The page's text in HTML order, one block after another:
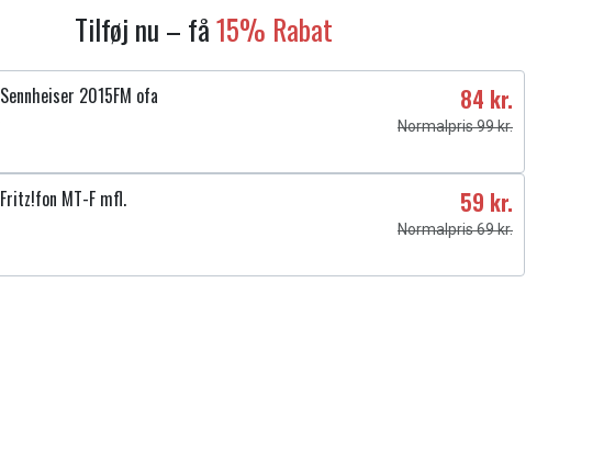
Tilføj nu – få15% Rabat
Sennheiser 2015FM ofa 84 kr.
Normalpris 99 kr.
Fritz!fon MT-F mfl. 59 kr.
Normalpris 69 kr.